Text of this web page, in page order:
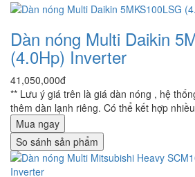
Dàn nóng Multi Daikin
(4.0Hp) Inverter
41,050,000đ
** Lưu ý giá trên là giá dàn nóng , hệ
thêm dàn lạnh riêng. Có thể kết hợp
Mua ngay
So sánh sản phẩm